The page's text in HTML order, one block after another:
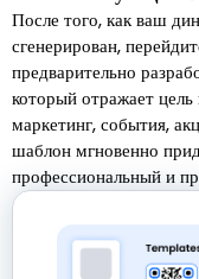
После того, как ваш
сгенерирован,
предварительно
который отражает
маркетинг, события,
шаблон мгновенно
профессиональный и